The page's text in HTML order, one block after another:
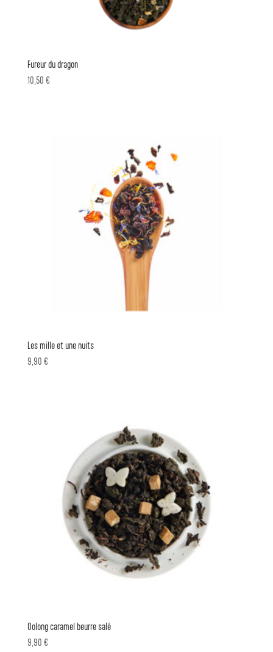
Fureur du dragon
10,50 €
Les mille et une nuits
9,90 €
Oolong caramel beurre salé
9,90 €